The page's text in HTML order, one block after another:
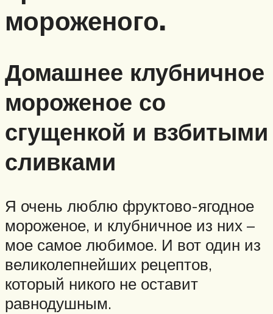
мороженого.
Домашнее клубничное
мороженое со
сгущенкой и взбитыми
сливками
Я очень люблю фруктово-ягодное
мороженое, и клубничное из них –
мое самое любимое. И вот один из
великолепнейших рецептов,
который никого не оставит
равнодушным.